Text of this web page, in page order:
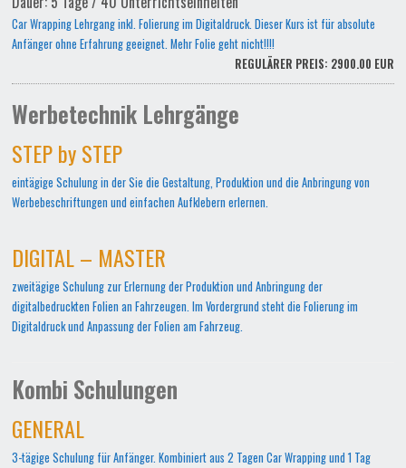
Car Wrapping Lehrgang inkl. Folierung im Digitaldruck. Dieser Kurs ist für absolute
Anfänger ohne Erfahrung geeignet. Mehr Folie geht nicht!!!!
REGULÄRER PREIS: 2900.00 EUR
Werbetechnik Lehrgänge
STEP by STEP
eintägige Schulung in der Sie die Gestaltung, Produktion und die Anbringung von
Werbebeschriftungen und einfachen Aufklebern erlernen.
DIGITAL – MASTER
zweitägige Schulung zur Erlernung der Produktion und Anbringung der
digitalbedruckten Folien an Fahrzeugen. Im Vordergrund steht die Folierung im
Digitaldruck und Anpassung der Folien am Fahrzeug.
Kombi Schulungen
GENERAL
3-tägige Schulung für Anfänger. Kombiniert aus 2 Tagen Car Wrapping und 1 Tag